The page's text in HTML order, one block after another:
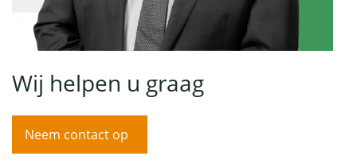
Wij helpen u graag
Neem contact op